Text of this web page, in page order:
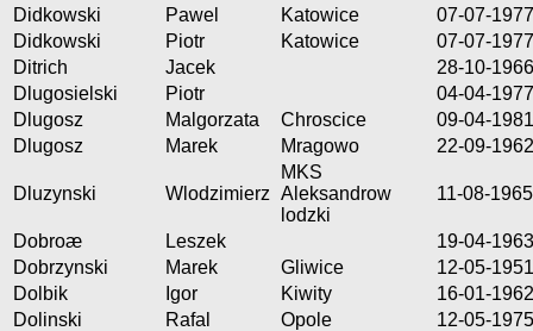
Didkowski
Pawel Katowice
07-07-1977
Didkowski
Piotr Katowice
07-07-1977
Ditrich
Jacek
28-10-1966
Dlugosielski
Piotr
04-04-1977
Dlugosz
Malgorzata Chroscice
09-04-1981
Dlugosz
Marek Mragowo 22-09-1962
Dluzynski Wlodzimierz
MKS
Aleksandrow
lodzki
11-08-1965
Dobroæ Leszek
19-04-1963
Dobrzynski
Marek Gliwice
12-05-1951
Dolbik
Igor Kiwity
16-01-1962
Dolinski
Rafal Opole
12-05-1975